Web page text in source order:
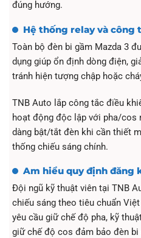
đúng hướng.
Hệ thống relay và công
Toàn bộ đèn bi gầm Mazda 3
dụng giúp ổn định dòng điện,
tránh hiện tượng chập hoặc
TNB Auto lắp công tắc điều
hoạt động độc lập với pha/cos
dàng bật/tắt đèn khi cần thiết
thống chiếu sáng chính.
Am hiểu quy định đăng
Đội ngũ kỹ thuật viên tại TNB
chiếu sáng theo tiêu chuẩn
yêu cầu giữ chế độ pha, kỹ
giữ chế độ cos đảm bảo đèn